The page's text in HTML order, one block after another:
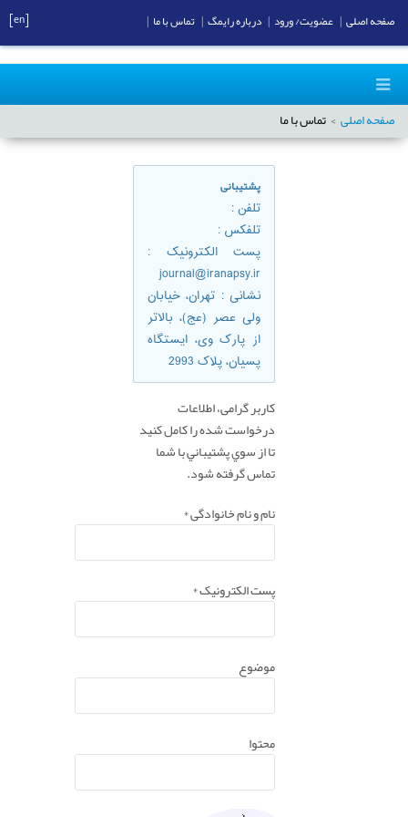
صفحه اصلی تماس با ما
پشتیبانی
تلفن:
تلفكس:
پست الکترونیک:
journal@iranapsy.ir
نشانی: تهران، خيابان
ولی عصر (عج)، بالاتر
از پارک وی، ایستگاه
پسیان، پلاک 2993
کاربر گرامی، اطلاعات
درخواست شده را کامل کنید
تا از سوي پشتيباني با شما
تماس گرفته شود.
نام و نام خانوادگی*
پست الکترونیک*
موضوع
محتوا
صفحه اصلی عضویت/ ورود درباره رایمگ تماس با ما